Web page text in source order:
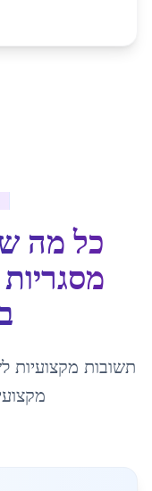
כל מה
תשובות מקצועיות